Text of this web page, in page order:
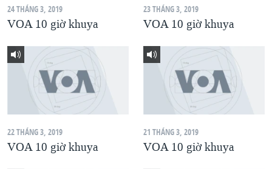
QUAN HỆ VIỆT MỸ
24 THÁNG 3, 2019
VOA 10 giờ khuya
23 THÁNG 3, 2019
VOA 10 giờ khuya
22 THÁNG 3, 2019
VOA 10 giờ khuya
21 THÁNG 3, 2019
VOA 10 giờ khuya